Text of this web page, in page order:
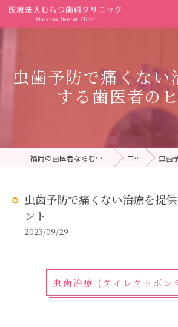
虫歯予防で痛くない
する歯医者の
福岡の歯医者ならむらつ歯科クリニック コラム 虫歯予防
虫歯予防で痛くない治療を提
ント
2023/09/29
虫歯治療 (ダイレクトボン